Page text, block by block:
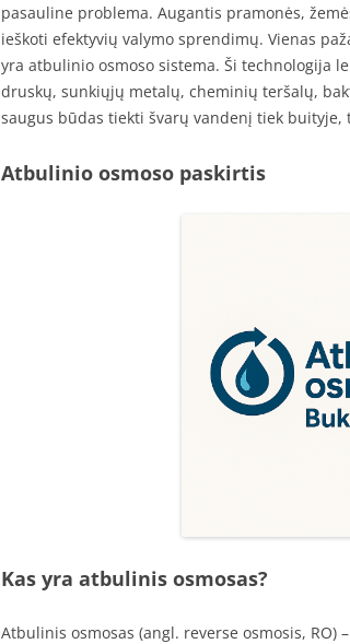
pasauline problema. Augantis pramonės,
ieškoti efektyvių valymo sprendimų. Vienas
yra atbulinio osmoso sistema. Ši technologija
druskų, sunkiųjų metalų, cheminių teršalų,
saugus būdas tiekti švarų vandenį tiek buityje,
Atbulinio osmoso paskirtis
Kas yra atbulinis osmosas?
Atbulinis osmosas (angl. reverse osmosis,